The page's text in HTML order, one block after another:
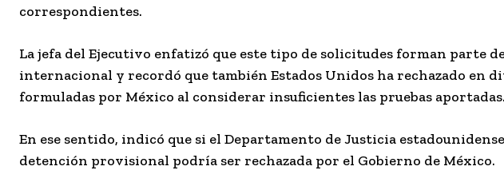
correspondientes.
La jefa del Ejecutivo enfatizó que este tipo de solicitudes forman parte
internacional y recordó que también Estados Unidos ha rechazado en
formuladas por México al considerar insuficientes las pruebas aportadas.
En ese sentido, indicó que si el Departamento de Justicia
detención provisional podría ser rechazada por el Gobierno de México.